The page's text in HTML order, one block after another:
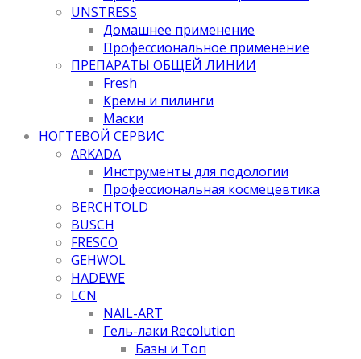
UNSTRESS
Домашнее применение
Профессиональное применение
ПРЕПАРАТЫ ОБЩЕЙ ЛИНИИ
Fresh
Кремы и пилинги
Маски
НОГТЕВОЙ СЕРВИС
ARKADA
Инструменты для подологии
Профессиональная космецевтика
BERCHTOLD
BUSCH
FRESCO
GEHWOL
HADEWE
LCN
NAIL-ART
Гель-лаки Recolution
Базы и Топ